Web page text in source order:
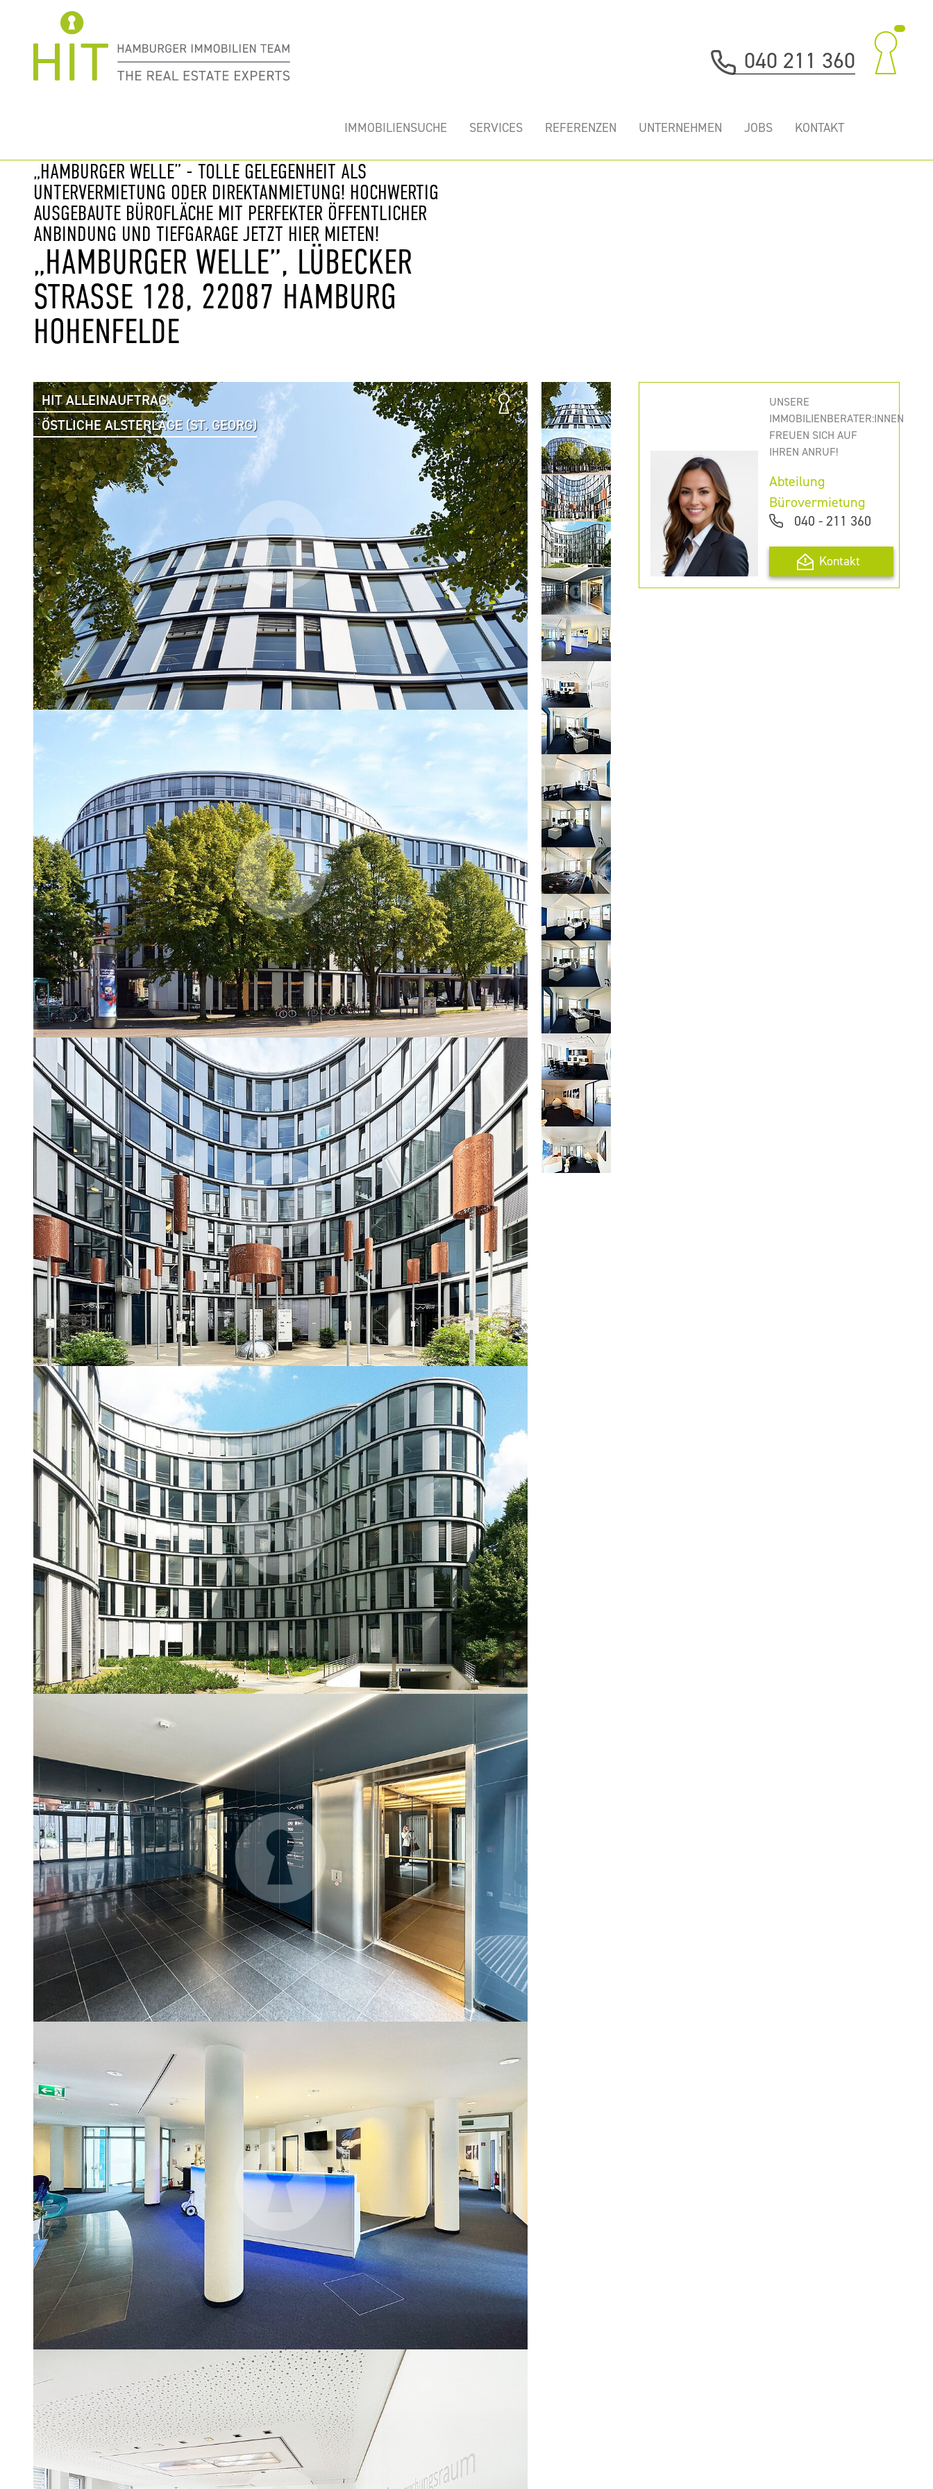
040 211 360
IMMOBILIENSUCHE SERVICES REFERENZEN UNTERNEHMEN JOBS KONTAKT
„HAMBURGER WELLE” - TOLLE GELEGENHEIT ALS
UNTERVERMIETUNG ODER DIREKTANMIETUNG! HOCHWERTIG
AUSGEBAUTE BÜROFLÄCHE MIT PERFEKTER ÖFFENTLICHER
ANBINDUNG UND TIEFGARAGE JETZT HIER MIETEN!
„HAMBURGER WELLE”, LÜBECKER
STRASSE 128, 22087 HAMBURG H
OHENFELDE
HIT ALLEINAUFTRAG
ÖSTLICHE ALSTERLAGE (ST. GEORG)
UNSERE
IMMOBILIENBERATER:INNEN
FREUEN SICH AUF
IHREN ANRUF!
Abteilung
Bürovermietung
040 - 211 360
Kontakt